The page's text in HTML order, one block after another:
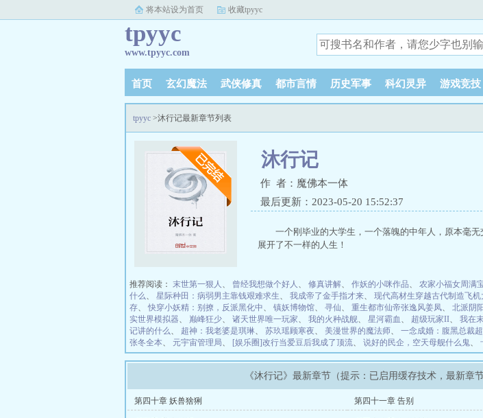
将本站设为首页 收藏tpyyc
tpyyc
www.tpyyc.com
首页 玄幻魔法 武侠修真 都市言情 历史军事 科幻灵异 游戏竞技
tpyyc >沐行记最新章节列表
沐行记
作 者：魔佛本一体
最后更新：2023-05-20 15:52:37
一个刚毕业的大学生，一个落魄的中年人，原本毫
展开了不一样的人生！
推荐阅读： 末世第一狠人 、 曾经我想做个好人 、 修真讲解、 作妖的小咪作品、 农家小福女周满
什么、 星际种田：病弱男主靠钱艰难求生、 我成帝了金手指才来、 现代高材生穿越古代制造飞机
存、 快穿小妖精：别撩，反派黑化中、 镇妖博物馆、 寻仙、 重生都市仙帝张逸风姜凤、 北派阴
实世界模拟器、 巅峰狂少、 诸天世界唯一玩家、 我的火种战舰、 星河霸血 、 超级玩家II、 我在
记讲的什么、 超神：我老婆是琪琳、 苏玖瑶顾寒夜、 美漫世界的魔法师、 一念成婚：腹黑总裁
张冬全本、 元宇宙管理局、 [娱乐圈]改行当爱豆后我成了顶流、 说好的民企，空天母舰什么鬼、
《沐行记》最新章节（提示：已启用缓存技术，最新章
第四十章 妖兽猞猁 第四十一章 告别